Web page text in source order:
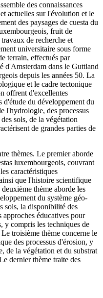
des connaissances
actuelles sur l'évolution et le
des paysages de cuesta du
fruit de
de recherche et
universitaire sous forme
terrain, effectués par
d'Amsterdam dans le Guttland
depuis les années 50. La
et le cadre tectonique
offrent d'excellentes
d'étude du développement du
l'hydrologie, des processus
sols, de la végétation
de grandes parties de
thèmes. Le premier aborde
luxembourgeois, couvrant
caractéristiques
que l'histoire scientifique
thème aborde les
du système géo-
sols, la disponibilité des
éducatives pour
y compris les techniques de
troisième thème concerne le
des processus d'érosion, y
de la végétation et du substrat
dernier thème traite des